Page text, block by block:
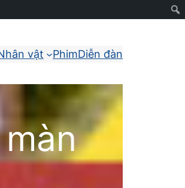
vật PhimDiễn đàn